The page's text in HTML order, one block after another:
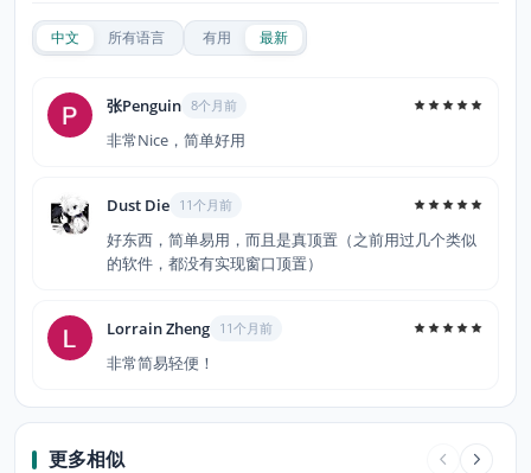
中文 所有语言 有用 最新
张Penguin 8个月前
非常Nice，简单好用
Dust Die 11个月前
好东西，简单易用，而且是真顶置（之前用过几个类似
的软件，都没有实现窗口顶置）
Lorrain Zheng 11个月前
非常简易轻便！
更多相似